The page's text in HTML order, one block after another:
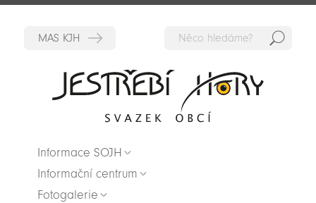
Informace SOJH
Informační centrum
Fotogalerie